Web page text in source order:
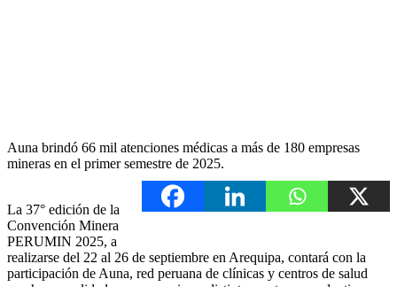
Auna brindó 66 mil atenciones médicas a más de 180 empresas
mineras en el primer semestre de 2025.
La 37° edición de la
Convención Minera
PERUMIN 2025, a
realizarse del 22 al 26 de septiembre en Arequipa, contará con la
participación de Auna, red peruana de clínicas y centros de salud